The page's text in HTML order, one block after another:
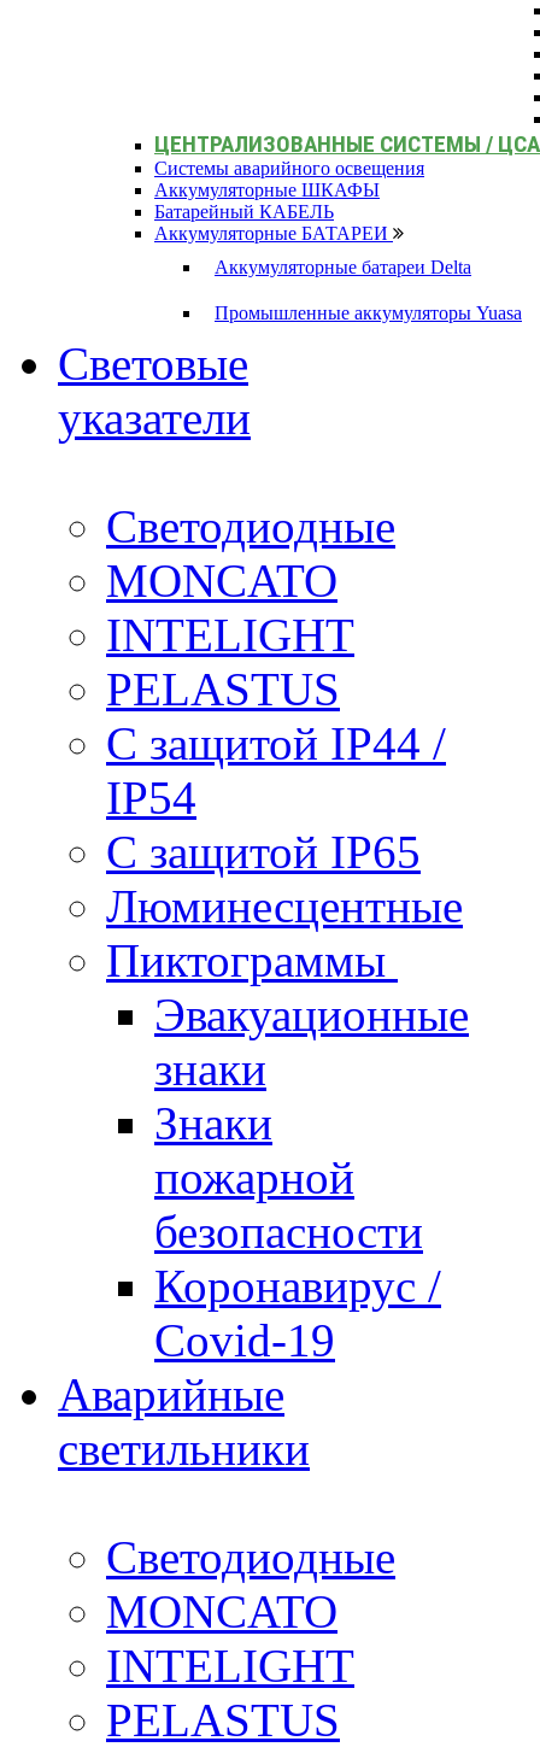
ЦЕНТРАЛИЗОВАННЫЕ СИСТЕМЫ /
Системы аварийного освещения
Аккумуляторные ШКАФЫ
Батарейный КАБЕЛЬ
Аккумуляторные БАТАРЕИ
Аккумуляторные батареи Delta
Промышленные аккумуляторы Yuasa
Световые
указатели
Светодиодные
MONCATO
INTELIGHT
PELASTUS
С защитой IP44 /
IP54
С защитой IP65
Люминесцентные
Пиктограммы
Эвакуационные
знаки
Знаки
пожарной
безопасности
Коронавирус /
Covid-19
Аварийные
светильники
Светодиодные
MONCATO
INTELIGHT
PELASTUS